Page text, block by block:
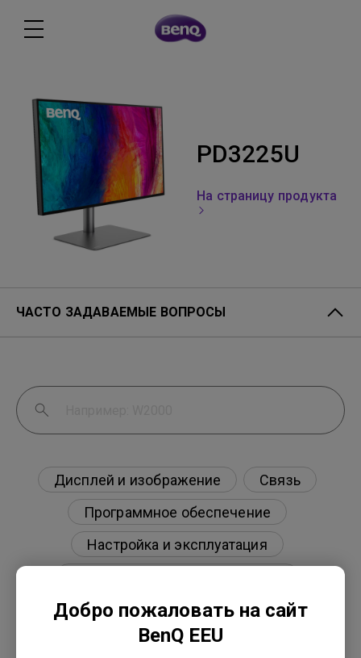
Добро пожаловать на сайт
BenQ EEU
PD3225U
На страницу продукта
ЧАСТО ЗАДАВАЕМЫЕ ВОПРОСЫ
Дисплей и изображение
Связь
Программное обеспечение
Настройка и эксплуатация